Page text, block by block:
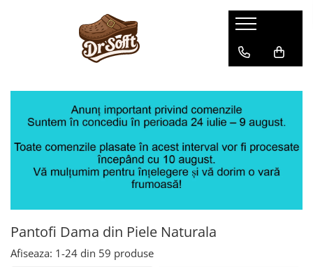
Pantofi Dama din Piele Naturala
Afiseaza: 1-24 din 59 produse